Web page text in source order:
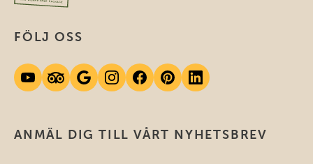
ANMÄL DIG TILL VÅRT NYHETSBREV
FÖLJ OSS